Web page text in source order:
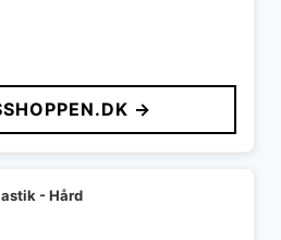
→
- Hård